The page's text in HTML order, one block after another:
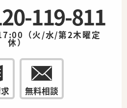
119-811
（火/水/第2木曜定
休）
無料相談